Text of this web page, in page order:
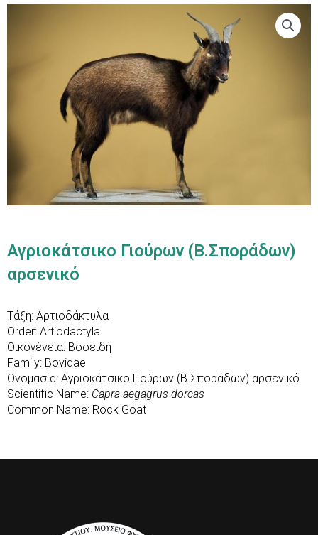
Αγριοκάτσικο Γιούρων (Β.Σποράδων)
αρσενικό
Τάξη: Αρτιοδάκτυλα
Order: Artiodactyla
Οικογένεια: Βοοειδή
Family: Bovidae
Ονομασία: Αγριοκάτσικο Γιούρων (Β.Σποράδων) αρσενικό
Scientific Name: Capra aegagrus dorcas
Common Name: Rock Goat